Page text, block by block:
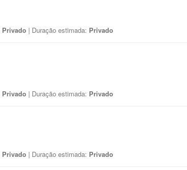
Privado | Duração estimada: Privado
Privado | Duração estimada: Privado
Privado | Duração estimada: Privado